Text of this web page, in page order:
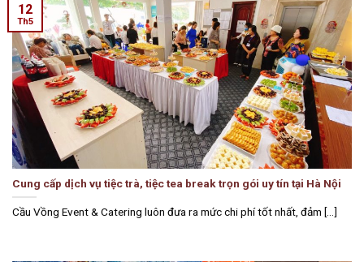
Cung cấp dịch vụ tiệc trà, tiệc tea break trọn gói uy tín tại Hà Nội
Cầu Vồng Event & Catering luôn đưa ra mức chi phí tốt nhất, đảm [...]
12
Th5